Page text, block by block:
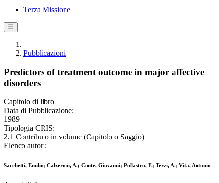
Terza Missione
☰
Pubblicazioni
Predictors of treatment outcome in major affective
disorders
Capitolo di libro
Data di Pubblicazione:
1989
Tipologia CRIS:
2.1 Contributo in volume (Capitolo o Saggio)
Elenco autori:
Sacchetti, Emilio; Calzeroni, A.; Conte, Giovanni; Pollastro, F.; Terzi, A.; Vita, Antonio